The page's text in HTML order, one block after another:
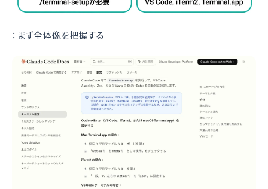
：まず全体像を把握する